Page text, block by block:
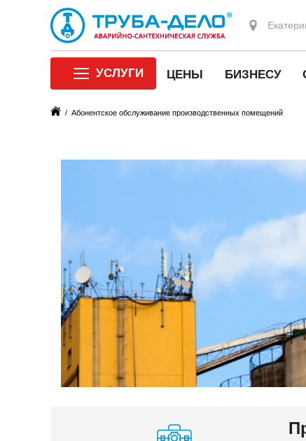
УСЛУГИ ЦЕНЫ БИЗНЕСУ
/ Абонентское обслуживание производственных помещений